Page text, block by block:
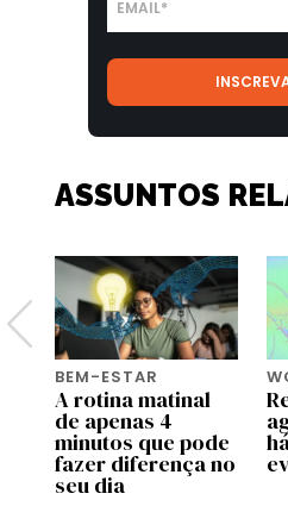
ASSUNTOS
BEM-ESTAR
A rotina matinal
de apenas 4
minutos que pode
fazer diferença no
seu dia